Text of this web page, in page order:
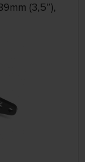
(3,5″),